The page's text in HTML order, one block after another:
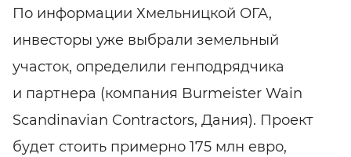
По информации Хмельницкой ОГА,
инвесторы уже выбрали земельный
участок, определили генподрядчика
и партнера (компания Burmeister Wain
Scandinavian Contractors, Дания). Проект
будет стоить примерно 175 млн евро,